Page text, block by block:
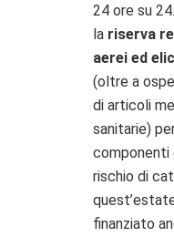
24 ore su
la riserva
aerei ed
(oltre a
di articoli
sanitarie)
componenti
rischio di
finanziato